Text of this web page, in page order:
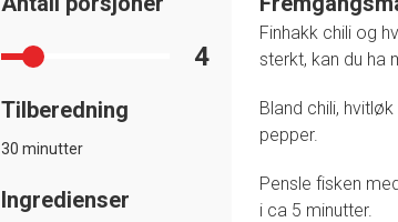
4
Tilberedning
30 minutter
Ingredienser
Finhakk chili og
sterkt, kan du ha
Bland chili,
pepper.
Pensle fisken
i ca 5 minutter.